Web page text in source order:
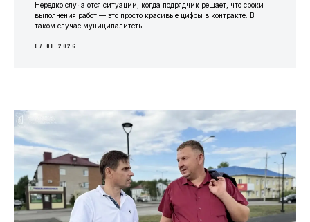
Нередко случаются ситуации, когда подрядчик решает, что сроки
выполнения работ — это просто красивые цифры в контракте. В
таком случае муниципалитеты ...
07.08.2026